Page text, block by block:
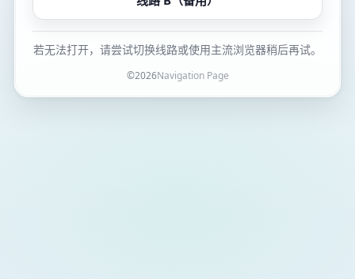
若无法打开，请尝试切换线路或使用主流浏览器稍后再试。
©2026Navigation Page